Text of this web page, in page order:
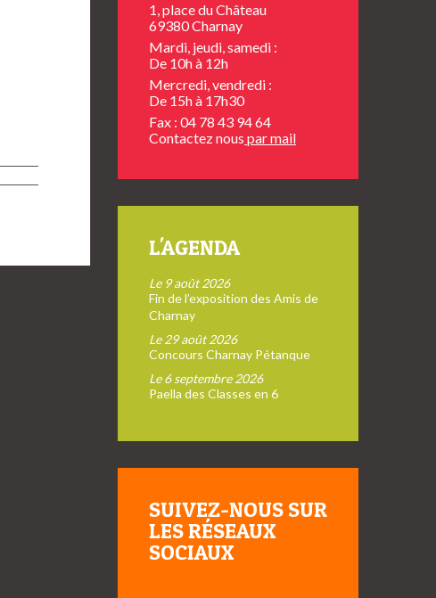
1, place du Château
69380 Charnay
Mardi, jeudi, samedi :
De 10h à 12h
Mercredi, vendredi :
De 15h à 17h30
Fax : 04 78 43 94 64
Contactez nous par mail
L'AGENDA
Le 9 août 2026
Fin de l’exposition des Amis de
Charnay
Le 29 août 2026
Concours Charnay Pétanque
Le 6 septembre 2026
Paella des Classes en 6
SUIVEZ-NOUS SUR
LES RÉSEAUX
SOCIAUX